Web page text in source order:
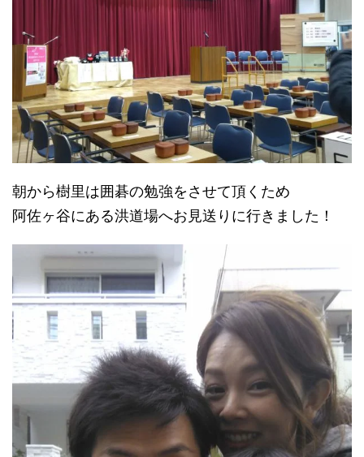
朝から樹里は囲碁の勉強をさせて頂くため
阿佐ヶ谷にある洪道場へお見送りに行きました！